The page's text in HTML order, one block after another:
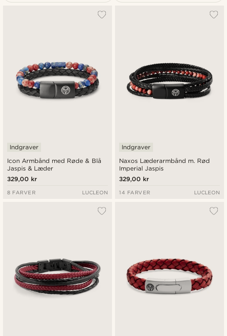
Icon Armbånd med Røde & Blå
Jaspis & Læder
Indgraver
329,00 kr
8 FARVER LUCLEON
Naxos Læderarmbånd m. Rød
Imperial Jaspis
Indgraver
329,00 kr
14 FARVER LUCLEON